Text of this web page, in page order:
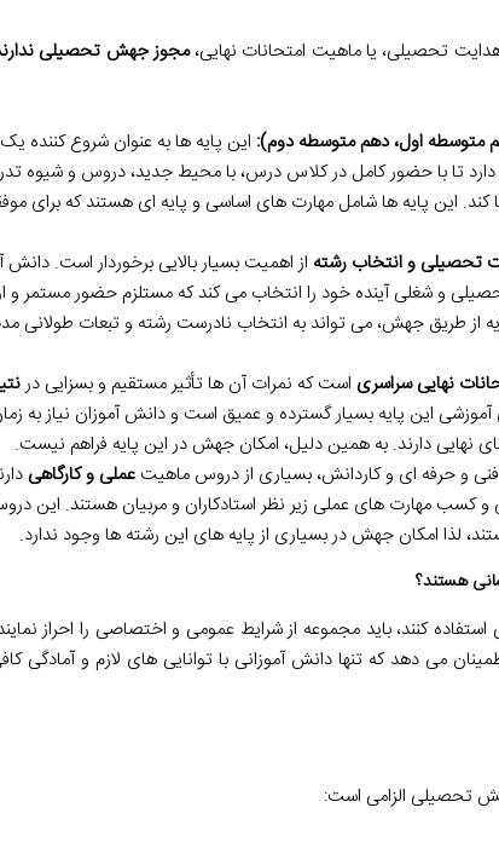
تحصیلی، یا ماهیت امتحانات نهایی،مجوز جهش تحصیلی
متوسطه اول، دهم متوسطه دوم): این پایه ها به عنوان شروع کننده
تا با حضور کامل در کلاس درس، با محیط جدید، دروس و شیوه
این پایه ها شامل مهارت های اساسی و پایه ای هستند که برای
تحصیلی و انتخاب رشته از اهمیت بسیار بالایی برخوردار است. دانش
و شغلی آینده خود را انتخاب می کند که مستلزم حضور مستمر و
طریق جهش، می تواند به انتخاب نادرست رشته و تبعات طولانی
نهایی سراسری است که نمرات آن ها تأثیر مستقیم و بسزایی در
این پایه بسیار گسترده و عمیق است و دانش آموزان نیاز به
نهایی دارند. به همین دلیل، امکان جهش در این پایه فراهم نیست.
و حرفه ای و کاردانش، بسیاری از دروس ماهیت عملی و کارگاهی
کسب مهارت های عملی زیر نظر استادکاران و مربیان هستند. این
لذا امکان جهش در بسیاری از پایه های این رشته ها وجود ندارد.
کنند، باید مجموعه از شرایط عمومی و اختصاصی را احراز
می دهد که تنها دانش آموزانی با توانایی های لازم و آمادگی
تحصیلی الزامی است: